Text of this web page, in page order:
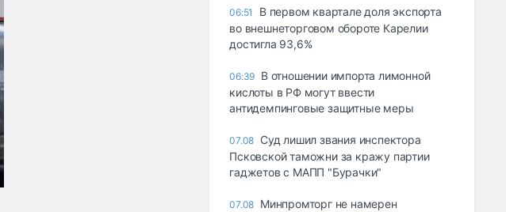
06:51
В первом квартале доля экспорта
во внешнеторговом обороте Карелии
достигла 93,6%
06:39 В отношении импорта лимонной
кислоты в РФ могут ввести
антидемпинговые защитные меры
07.08 Суд лишил звания инспектора
Псковской таможни за кражу партии
гаджетов с МАПП "Бурачки"
07.08 Минпромторг не намерен